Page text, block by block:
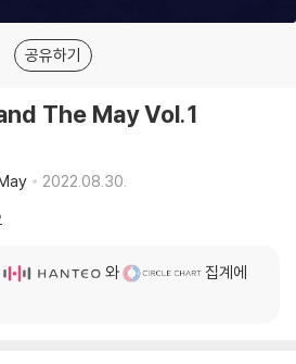
공유하기
The May Vol.1
2022.08.30.
와
집계에